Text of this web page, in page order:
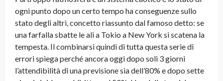
ogni punto dopo un certo tempo ha conseguenze sullo
stato degli altri, concetto riassunto dal famoso detto: se
una farfalla sbatte le ali a Tokio a New York si scatena la
tempesta. Il combinarsi quindi di tutta questa serie di
errori spiega perché ancora oggi dopo soli 3 giorni
l’attendibilità di una previsione sia dell’80% e dopo sette